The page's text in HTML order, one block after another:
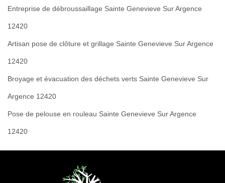
Entreprise de débroussaillage Sainte Genevieve Sur Argence
12420
Artisan pose de clôture et grillage Sainte Genevieve Sur Argence
12420
Broyage et évacuation des déchets verts Sainte Genevieve Sur
Argence 12420
Pose de pelouse en rouleau Sainte Genevieve Sur Argence
12420